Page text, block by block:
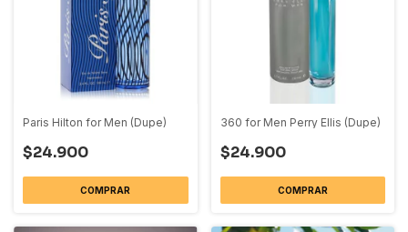
Paris Hilton for Men (Dupe)
$24.900
COMPRAR
360 for Men Perry Ellis (Dupe)
$24.900
COMPRAR